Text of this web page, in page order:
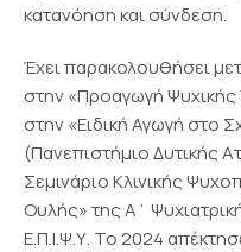
κατανόηση και σύνδεση.
Έχει παρακολουθήσει
στην «Προαγωγή Ψυχικής
στην «Ειδική Αγωγή στο
(Πανεπιστήμιο Δυτικής
Σεμινάριο Κλινικής
Ουλής» της Α΄
Ε.Π.Ι.Ψ.Υ. Το 2024